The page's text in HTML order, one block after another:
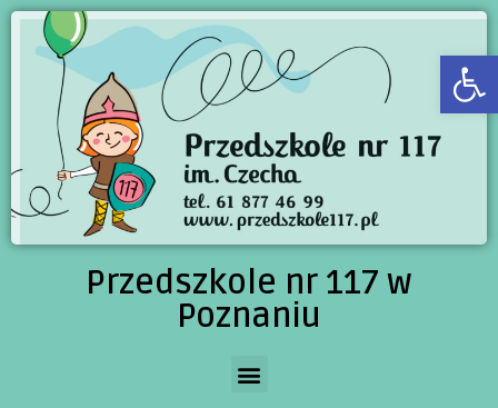
Przedszkole nr 117 w
Poznaniu